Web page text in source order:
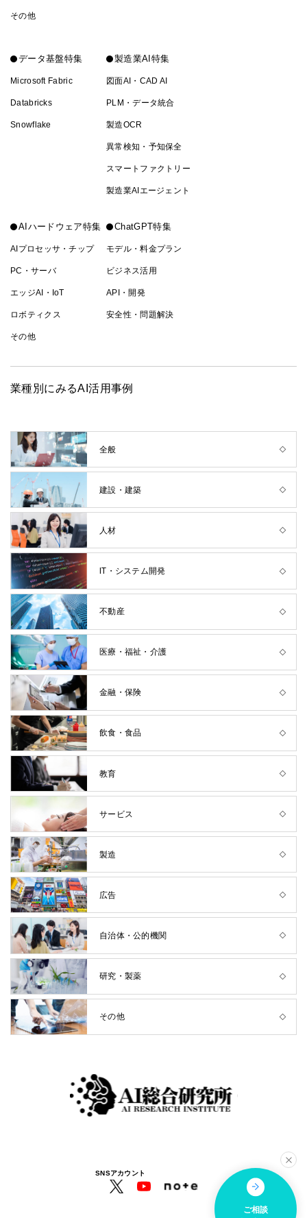
ご相談
SNSアカウント
その他
データ基盤特集
Microsoft Fabric
Databricks
Snowflake
製造業AI特集
図面AI・CAD AI
PLM・データ統合
製造OCR
異常検知・予知保全
スマートファクトリー
製造業AIエージェント
AIハードウェア特集
AIプロセッサ・チップ
PC・サーバ
エッジAI・IoT
ロボティクス
その他
ChatGPT特集
モデル・料金プラン
ビジネス活用
API・開発
安全性・問題解決
業種別にみるAI活用事例
全般
建設・建築
人材
IT・システム開発
不動産
医療・福祉・介護
金融・保険
飲食・食品
教育
サービス
製造
広告
自治体・公的機関
研究・製薬
その他